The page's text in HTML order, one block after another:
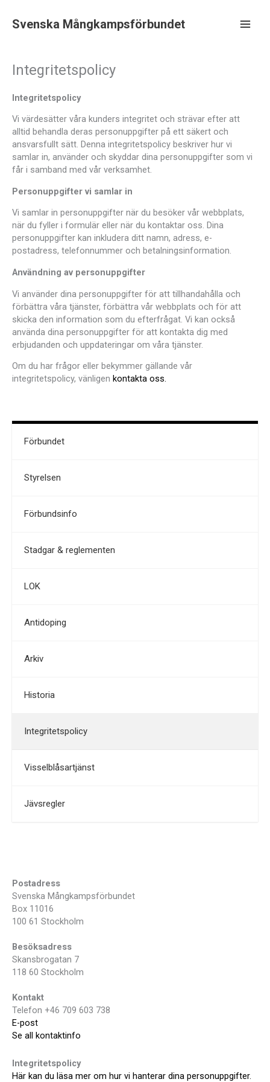
innehåll
Svenska Mångkampsförbundet
Integritetspolicy
Integritetspolicy
Vi värdesätter våra kunders integritet och strävar efter att
alltid behandla deras personuppgifter på ett säkert och
ansvarsfullt sätt. Denna integritetspolicy beskriver hur vi
samlar in, använder och skyddar dina personuppgifter som vi
får i samband med vår verksamhet.
Personuppgifter vi samlar in
Vi samlar in personuppgifter när du besöker vår webbplats,
när du fyller i formulär eller när du kontaktar oss. Dina
personuppgifter kan inkludera ditt namn, adress, e-
postadress, telefonnummer och betalningsinformation.
Användning av personuppgifter
Vi använder dina personuppgifter för att tillhandahålla och
förbättra våra tjänster, förbättra vår webbplats och för att
skicka den information som du efterfrågat. Vi kan också
använda dina personuppgifter för att kontakta dig med
erbjudanden och uppdateringar om våra tjänster.
Om du har frågor eller bekymmer gällande vår
integritetspolicy, vänligen kontakta oss.
Förbundet
Styrelsen
Förbundsinfo
Stadgar & reglementen
LOK
Antidoping
Arkiv
Historia
Integritetspolicy
Visselblåsartjänst
Jävsregler
Postadress
Svenska Mångkampsförbundet
Box 11016
100 61 Stockholm
Besöksadress
Skansbrogatan 7
118 60 Stockholm
Kontakt
Telefon +46 709 603 738
E-post
Se all kontaktinfo
Integritetspolicy
Här kan du läsa mer om hur vi hanterar dina personuppgifter.